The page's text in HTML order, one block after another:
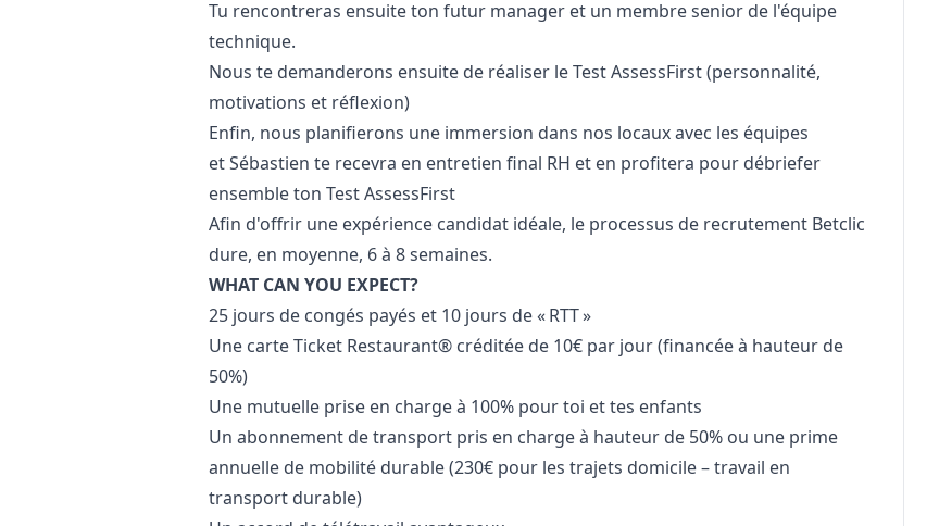
Tu rencontreras ensuite ton futur manager et un membre senior de l'équipe
technique.
Nous te demanderons ensuite de réaliser le Test AssessFirst (personnalité,
motivations et réflexion)
Enfin, nous planifierons une immersion dans nos locaux avec les équipes
et Sébastien te recevra en entretien final RH et en profitera pour débriefer
ensemble ton Test AssessFirst
Afin d'offrir une expérience candidat idéale, le processus de recrutement Betclic
dure, en moyenne, 6 à 8 semaines.
WHAT CAN YOU EXPECT?
25 jours de congés payés et 10 jours de « RTT »
Une carte Ticket Restaurant® créditée de 10€ par jour (financée à hauteur de
50%)
Une mutuelle prise en charge à 100% pour toi et tes enfants
Un abonnement de transport pris en charge à hauteur de 50% ou une prime
annuelle de mobilité durable (230€ pour les trajets domicile – travail en
transport durable)